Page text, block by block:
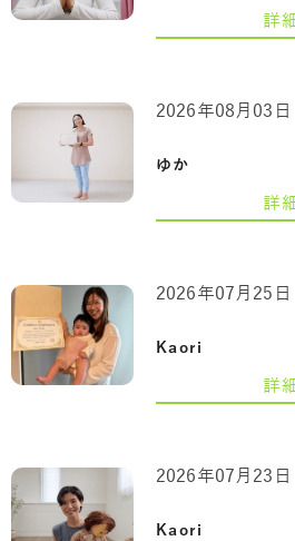
詳
ゆか
2026年08月03日
詳
Kaori
2026年07月25日
詳
Kaori
2026年07月23日